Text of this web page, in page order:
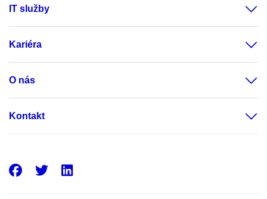
IT služby
Kariéra
O nás
Kontakt
Facebook
Twitter